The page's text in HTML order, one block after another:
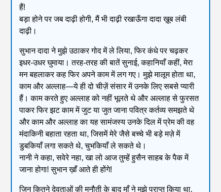
हैं!
बड़ा होने पर जब दाढ़ी होगी, मैं भी दाढ़ी रखाऊँगा दादा ख़ूब लंबी
दाढ़ी।
सुभान दादा ने मुझे उठाकर गोद में ले लिया, फिर कंधे पर चढ़कर
इधर-उधर घुमाया। तरह-तरह की बातें सुनाई, कहानियाँ कहीं, मेरा
मन बहलाकर कह फिर अपने काम में लग गए। मुझे मालूम होता था,
काम और अल्लाह—ये ही दो चीज़ें संसार में उनके लिए सबसे प्यारी
हैं। काम करते हुए अल्लाह को नहीं भूलते थे और अल्लाह से फुरसत
पाकर फिर झट काम में जुट या जुत जाना पवित्र कर्तव्य समझते थे
और काम और अल्लाह का यह सामंजस्य उनके दिल में प्रेम की वह
मंदाकिनी बहाता रहता था, जिसमें मेरे जैसे बच्चे भी बड़े मज़े में
डुबकियाँ लगा सकते थे, चुभकियाँ ले सकते थे।
नानी ने कहा, सवेरे नहा, खा लो आज तुम्हें हुसैन साहब के पैक में
जाना होगा! सुभान ख़ाँ आते ही होंगे!
जिन कितने देवताओं की मनौती के बाद माँ ने मुझे प्राप्त किया था,